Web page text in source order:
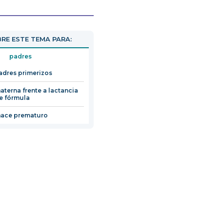
ESTE TEMA PARA:
padres
primerizos
frente a lactancia
fórmula
prematuro